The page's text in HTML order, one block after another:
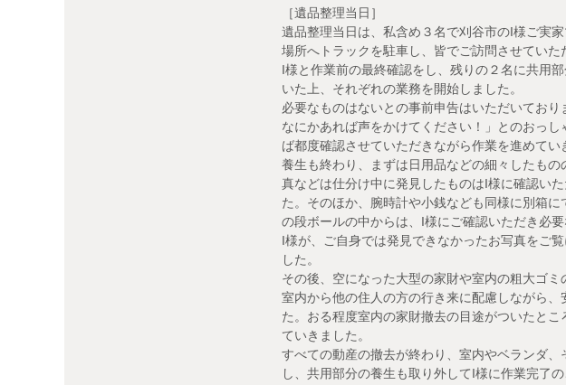
［遺品整理当日］
遺品整理当日は、私含め３名で刈谷市のI様ご実
場所へトラックを駐車し、皆でご訪問させてい
I様と作業前の最終確認をし、残りの２名に共用
いた上、それぞれの業務を開始しました。
必要なものはないとの事前申告はいただいてお
なにかあれば声をかけてください！」とのおっ
ば都度確認させていただきながら作業を進めてい
養生も終わり、まずは日用品などの細々したも
真などは仕分け中に発見したものはI様に確認い
た。そのほか、腕時計や小銭なども同様に別箱
の段ボールの中からは、I様にご確認いただき必
I様が、ご自身では発見できなかったお写真をご
した。
その後、空になった大型の家財や室内の粗大ゴ
室内から他の住人の方の行き来に配慮しながら
た。おる程度室内の家財撤去の目途がついたと
ていきました。
すべての動産の撤去が終わり、室内やベランダ
し、共用部分の養生も取り外してI様に作業完了